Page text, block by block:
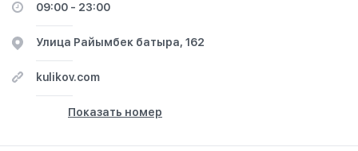
09:00 - 23:00
​Улица Райымбек батыра, 162
kulikov.com
Показать номер